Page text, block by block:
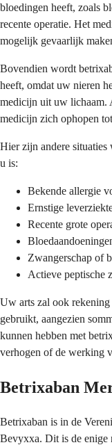
bloedingen heeft, zoals
recente operatie. Het
mogelijk gevaarlijk
Bovendien wordt
heeft, omdat uw nieren
medicijn uit uw lichaam.
medicijn zich ophopen
Hier zijn andere
u is:
Bekende allergie
Ernstige
Recente grote
Zwangerschap of
Actieve peptische
Uw arts zal ook
gebruikt, aangezien
kunnen hebben met
verhogen of de werking
Betrixaban
Betrixaban is in de
Bevyxxa. Dit is de enige